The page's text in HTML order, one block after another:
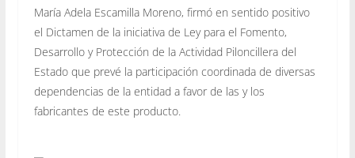
María Adela Escamilla Moreno, firmó en sentido positivo
el Dictamen de la iniciativa de Ley para el Fomento,
Desarrollo y Protección de la Actividad Piloncillera del
Estado que prevé la participación coordinada de diversas
dependencias de la entidad a favor de las y los
fabricantes de este producto.